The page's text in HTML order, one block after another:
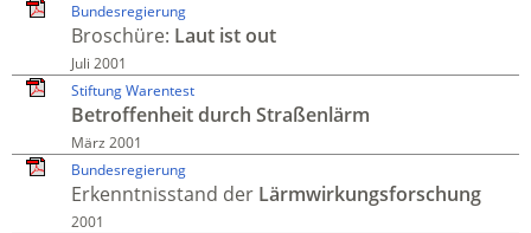
Bundesregierung
Broschüre: Laut ist out
Juli 2001
Stiftung Warentest
Betroffenheit durch Straßen­lärm
März 2001
Bundesregierung
Erkenntnis­stand der Lärm­wirkungs­forschung
2001